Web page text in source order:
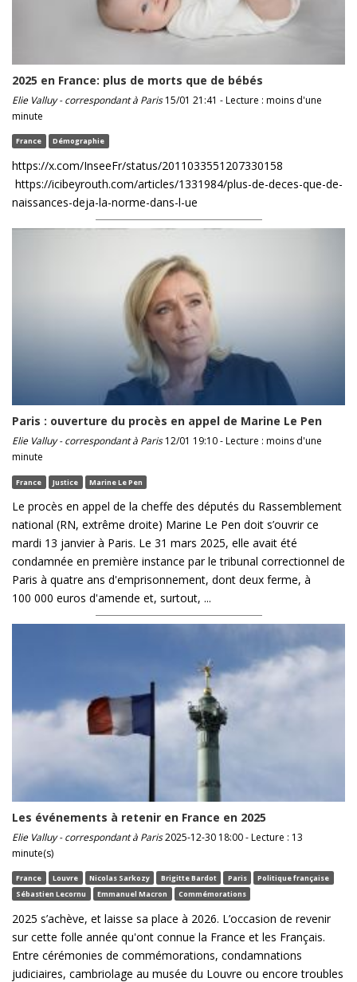
2025 en France: plus de morts que de bébés
Elie Valluy - correspondant à Paris15/01 21:41 - Lecture : moins d'une
minute
France Démographie
https://x.com/InseeFr/status/2011033551207330158
https://icibeyrouth.com/articles/1331984/plus-de-deces-que-de-
naissances-deja-la-norme-dans-l-ue
Paris : ouverture du procès en appel de Marine Le Pen
Elie Valluy - correspondant à Paris12/01 19:10 - Lecture : moins d'une
minute
France Justice Marine Le Pen
Le procès en appel de la cheffe des députés du Rassemblement
national (RN, extrême droite) Marine Le Pen doit s’ouvrir ce
mardi 13 janvier à Paris. Le 31 mars 2025, elle avait été
condamnée en première instance par le tribunal correctionnel de
Paris à quatre ans d'emprisonnement, dont deux ferme, à
100 000 euros d'amende et, surtout, ...
Les événements à retenir en France en 2025
Elie Valluy - correspondant à Paris2025-12-30 18:00 - Lecture : 13
minute(s)
France Louvre Nicolas Sarkozy Brigitte Bardot Paris
Politique française
Sébastien Lecornu
Emmanuel Macron Commémorations
2025 s’achève, et laisse sa place à 2026. L’occasion de revenir
sur cette folle année qu'ont connue la France et les Français.
Entre cérémonies de commémorations, condamnations
judiciaires, cambriolage au musée du Louvre ou encore troubles